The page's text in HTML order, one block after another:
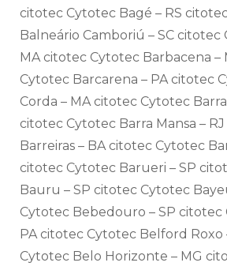
citotec Cytotec Bagé – RS
Balneário Camboriú – SC citotec
MA citotec Cytotec Barbacena –
Cytotec Barcarena – PA citotec
Corda – MA citotec Cytotec Barra
citotec Cytotec Barra Mansa –
Barreiras – BA citotec Cytotec
citotec Cytotec Barueri – SP
Bauru – SP citotec Cytotec
Cytotec Bebedouro – SP citotec
PA citotec Cytotec Belford Roxo
Cytotec Belo Horizonte – MG